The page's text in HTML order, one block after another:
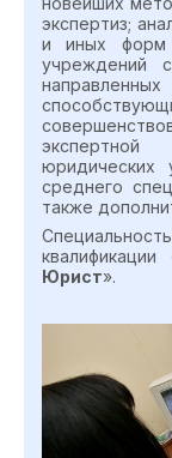
экспертиз;
и иных форм
учреждений
юридических
среднего
также
квалификации
Юрист».